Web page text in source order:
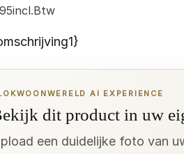
incl.Btw
AI EXPERIENCE
dit product in uw
een duidelijke foto van